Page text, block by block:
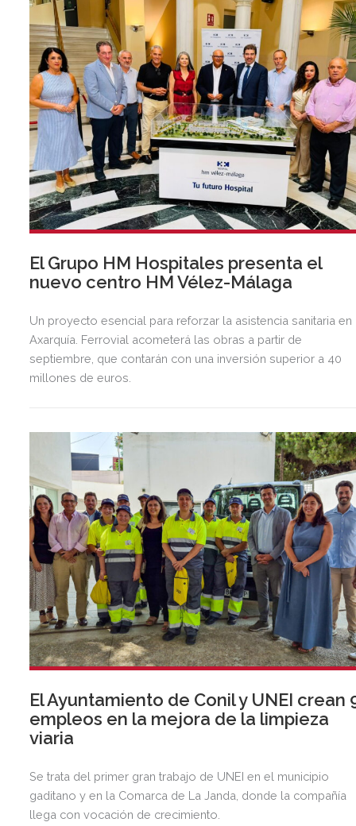
El Grupo HM Hospitales presenta el
nuevo centro HM Vélez-Málaga
Un proyecto esencial para reforzar la asistencia sanitaria en
Axarquía. Ferrovial acometerá las obras a partir de
septiembre, que contarán con una inversión superior a 40
millones de euros.
El Ayuntamiento de Conil y UNEI crean
empleos en la mejora de la limpieza
viaria
Se trata del primer gran trabajo de UNEI en el municipio
gaditano y en la Comarca de La Janda, donde la compañía
llega con vocación de crecimiento.